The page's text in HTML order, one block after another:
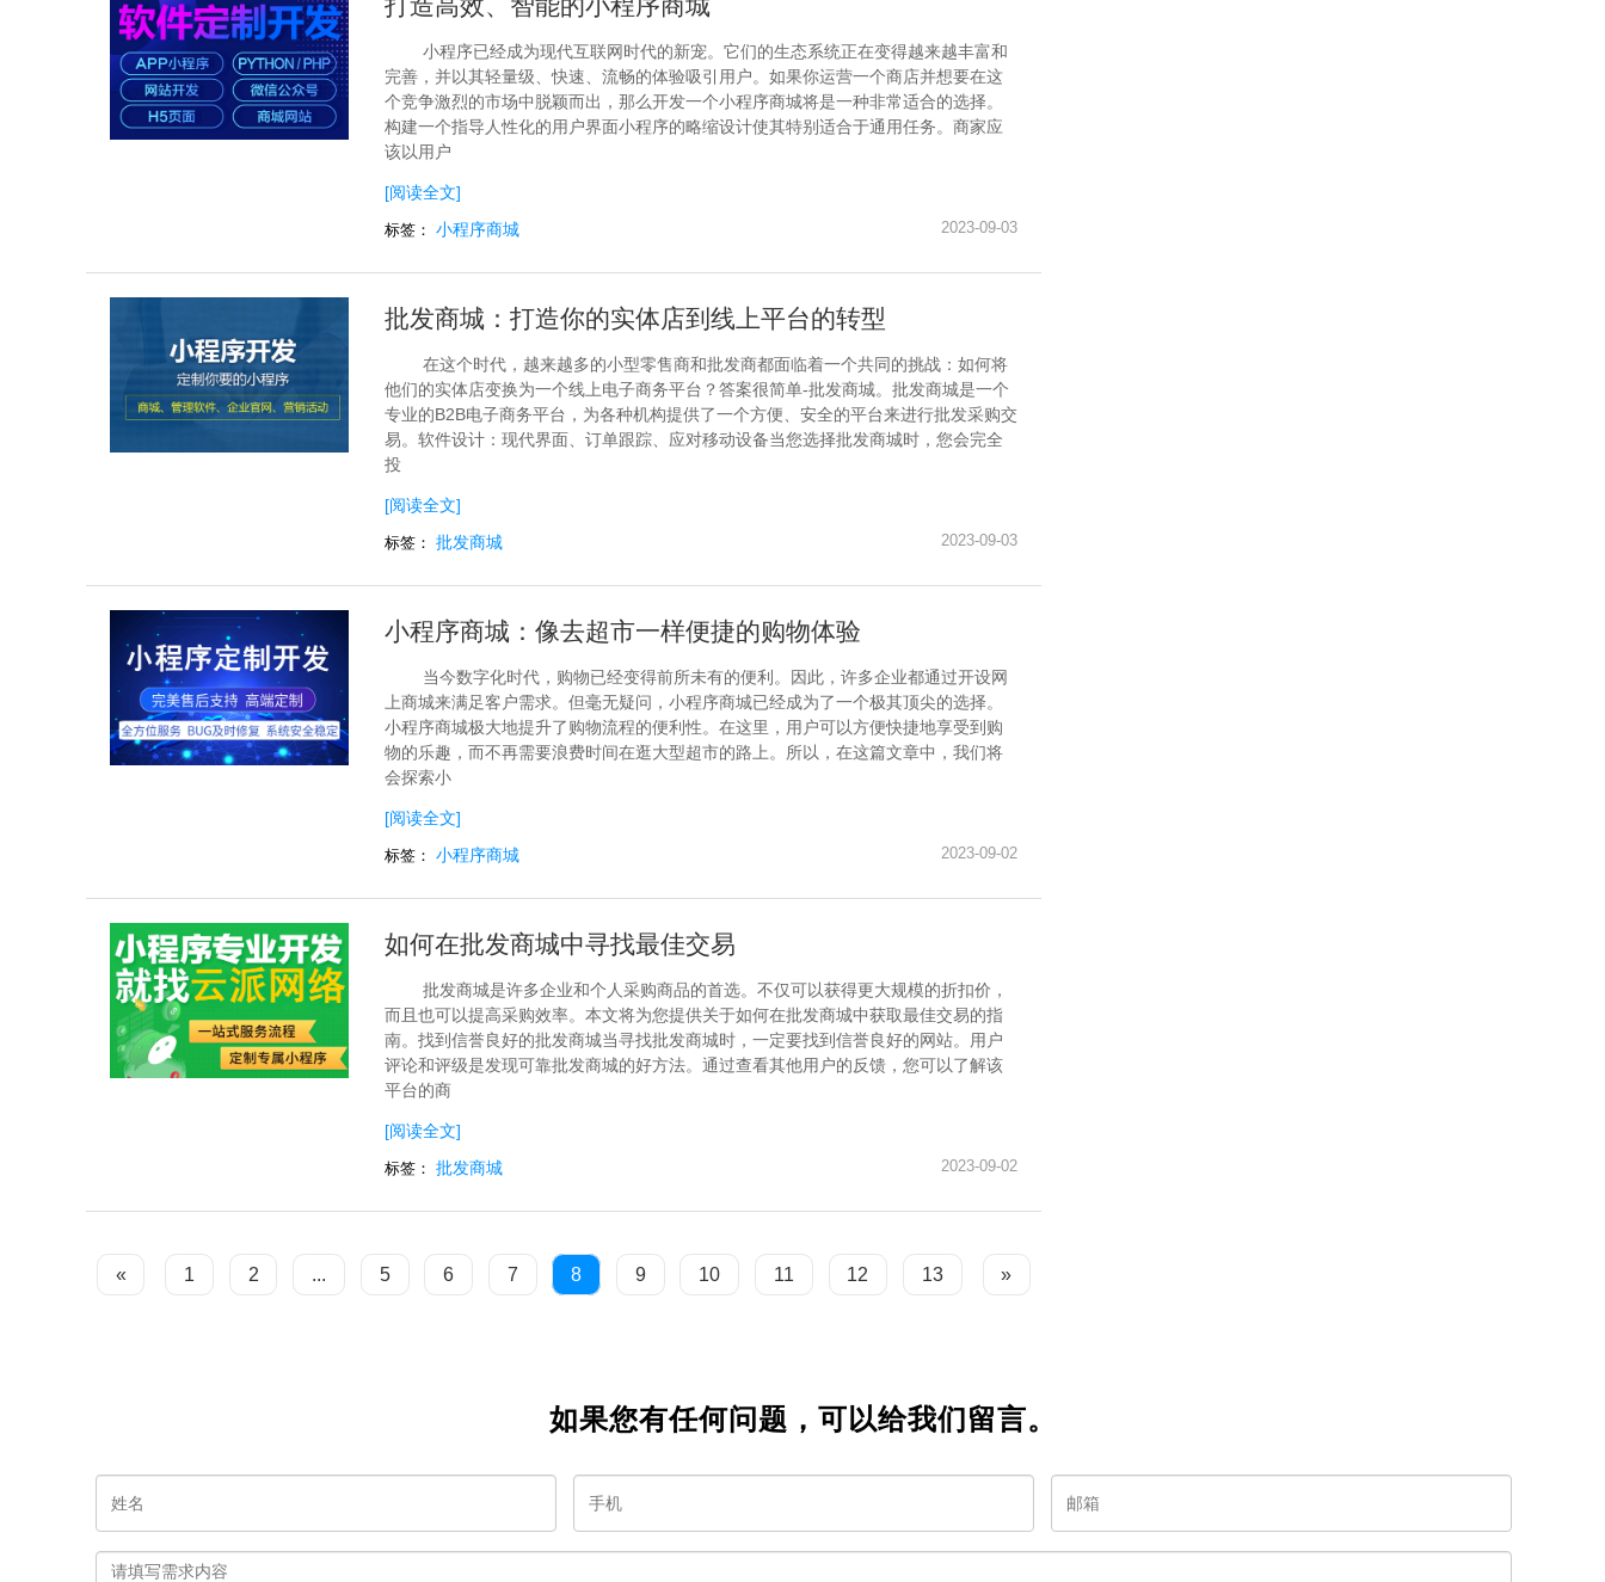
小程序已经成为现代互联网时代的新宠。它们的生态系统正在变得越来越丰富和
完善，并以其轻量级、快速、流畅的体验吸引用户。如果你运营一个商店并想要在这
个竞争激烈的市场中脱颖而出，那么开发一个小程序商城将是一种非常适合的选择。
构建一个指导人性化的用户界面小程序的略缩设计使其特别适合于通用任务。商家应
该以用户
[阅读全文]
标签： 小程序商城 2023-09-03
批发商城：打造你的实体店到线上平台的转型
在这个时代，越来越多的小型零售商和批发商都面临着一个共同的挑战：如何将
他们的实体店变换为一个线上电子商务平台？答案很简单-批发商城。批发商城是一个
专业的B2B电子商务平台，为各种机构提供了一个方便、安全的平台来进行批发采购交
易。软件设计：现代界面、订单跟踪、应对移动设备当您选择批发商城时，您会完全
投
[阅读全文]
标签： 批发商城 2023-09-03
小程序商城：像去超市一样便捷的购物体验
当今数字化时代，购物已经变得前所未有的便利。因此，许多企业都通过开设网
上商城来满足客户需求。但毫无疑问，小程序商城已经成为了一个极其顶尖的选择。
小程序商城极大地提升了购物流程的便利性。在这里，用户可以方便快捷地享受到购
物的乐趣，而不再需要浪费时间在逛大型超市的路上。所以，在这篇文章中，我们将
会探索小
[阅读全文]
标签： 小程序商城 2023-09-02
如何在批发商城中寻找最佳交易
批发商城是许多企业和个人采购商品的首选。不仅可以获得更大规模的折扣价，
而且也可以提高采购效率。本文将为您提供关于如何在批发商城中获取最佳交易的指
南。找到信誉良好的批发商城当寻找批发商城时，一定要找到信誉良好的网站。用户
评论和评级是发现可靠批发商城的好方法。通过查看其他用户的反馈，您可以了解该
平台的商
[阅读全文]
标签： 批发商城 2023-09-02
« 1 2 ... 5 6 7 8 9 10 11 12 13 »
如果您有任何问题，可以给我们留言。